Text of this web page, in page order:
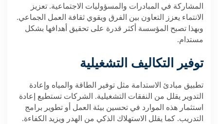
المشاركة في المبادرات والمسؤوليات الاجتماعية. تعزيز
الانتماء يعزز التعاون بين الفرق ويقوي ثقافة العمل الجماعي.
وبهذا تصبح المؤسسة أكثر قدرة على تحقيق أهدافها بشكل
مستدام.
توفير التكاليف التشغيلية
تطبيق مبادئ الاستدامة مثل توفير الطاقة والمياه وإعادة
التدوير يقلل من النفقات التشغيلية. الشركات تستطيع إعادة
استثمار هذه الموارد في تحسين بيئة العمل أو تطوير برامج
التدريب. كما يقلل الاستهلاك الذكي من الهدر ويزيد الكفاءة.